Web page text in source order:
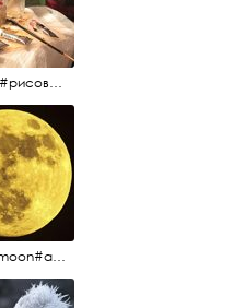
#рисую#рисовать#краскихолстмасло#картина#холст#кисточки#палитра#художник#портрет#aplgallery
#луна#moon#апрельскаялуна#санктпетербург